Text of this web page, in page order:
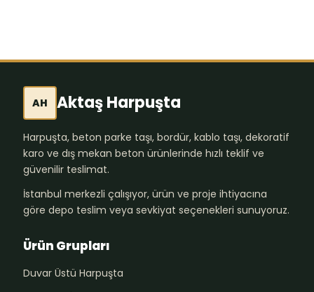
AH Aktaş Harpuşta
Harpuşta, beton parke taşı, bordür, kablo taşı, dekoratif
karo ve dış mekan beton ürünlerinde hızlı teklif ve
güvenilir teslimat.
İstanbul merkezli çalışıyor, ürün ve proje ihtiyacına
göre depo teslim veya sevkiyat seçenekleri sunuyoruz.
Ürün Grupları
Duvar Üstü Harpuşta